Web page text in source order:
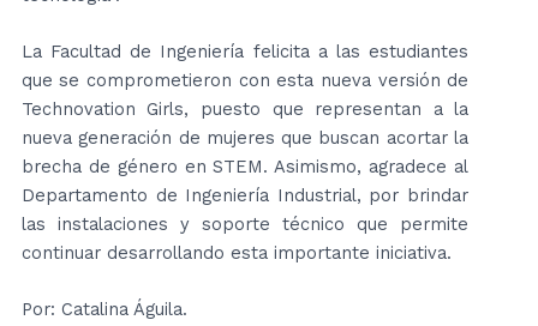
La Facultad de Ingeniería felicita a las estudiantes
que se comprometieron con esta nueva versión de
Technovation Girls, puesto que representan a la
nueva generación de mujeres que buscan acortar la
brecha de género en STEM. Asimismo, agradece al
Departamento de Ingeniería Industrial, por brindar
las instalaciones y soporte técnico que permite
continuar desarrollando esta importante iniciativa.
Por: Catalina Águila.